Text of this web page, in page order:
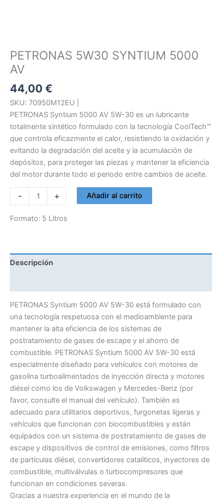
PETRONAS 5W30 SYNTIUM 5000
AV
44,00 €
SKU: 70950M12EU |
PETRONAS Syntium 5000 AV 5W-30 es un lubricante
totalmente sintético formulado con la tecnología CoolTech™
que controla eficazmente el calor, resistiendo la oxidación y
evitando la degradación del aceite y la acumulación de
depósitos, para proteger las piezas y mantener la eficiencia
del motor durante todo el periodo entre cambios de aceite.
-
PETRONAS
5W30
SYNTIUM
cantidad
+ Añadir al carrito
Formato: 5 Litros
Descripción
PETRONAS Syntium 5000 AV 5W-30 está formulado con
una tecnología respetuosa con el medioambiente para
mantener la alta eficiencia de los sistemas de
postratamiento de gases de escape y el ahorro de
combustible. PETRONAS Syntium 5000 AV 5W-30 está
especialmente diseñado para vehículos con motores de
gasolina turboalimentados de inyección directa y motores
diésel como los de Volkswagen y Mercedes-Benz (por
favor, consulte el manual del vehículo). También es
adecuado para utilitarios deportivos, furgonetas ligeras y
vehículos que funcionan con biocombustibles y están
equipados con un sistema de postratamiento de gases de
escape y dispositivos de control de emisiones, como filtros
de partículas diésel, convertidores catalíticos, inyectores de
combustible, multiválvulas o turbocompresores que
funcionan en condiciones severas.
Gracias a nuestra experiencia en el mundo de la